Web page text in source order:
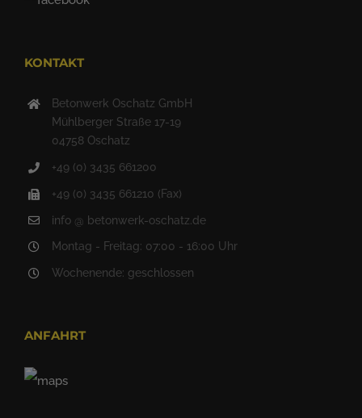
KONTAKT
Betonwerk Oschatz GmbH
Mühlberger Straße 17-19
04758 Oschatz
+49 (0) 3435 661200
+49 (0) 3435 661210 (Fax)
info @ betonwerk-oschatz.de
Montag - Freitag: 07:00 - 16:00 Uhr
Wochenende: geschlossen
ANFAHRT